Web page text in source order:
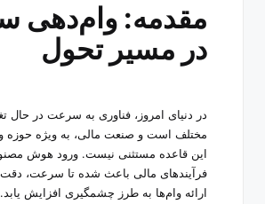
مقدمه: وام‌دهی
در مسیر تحول
در دنیای امروز، فناوری به سرعت در حال
مختلف است و صنعت مالی، به ویژه حوزه
این قاعده مستثنی نیست. ورود هوش
فرآیندهای مالی باعث شده تا سرعت، دقت
ارائه وام‌ها به طرز چشمگیری افزایش